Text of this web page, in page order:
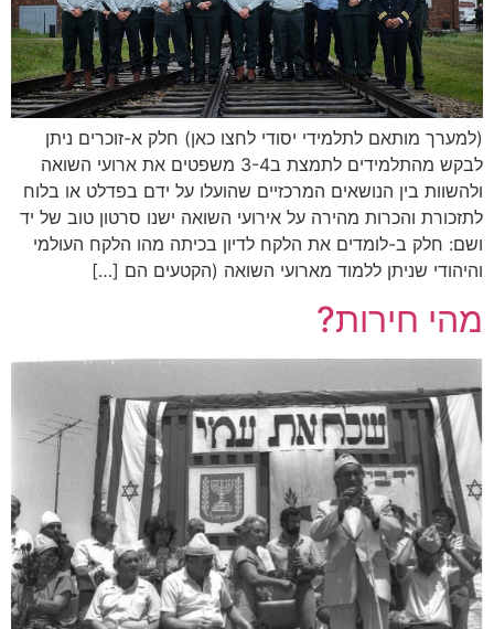
(למערך מותאם לתלמידי יסודי לחצו כאן) חלק א-זוכרים ניתן
לבקש מהתלמידים לתמצת ב3-4 משפטים את ארועי השואה
ולהשוות בין הנושאים המרכזיים שהועלו על ידם בפדלט או בלוח
לתזכורת והכרות מהירה על אירועי השואה ישנו סרטון טוב של יד
ושם: חלק ב-לומדים את הלקח לדיון בכיתה מהו הלקח העולמי
והיהודי שניתן ללמוד מארועי השואה (הקטעים הם […]
מהי חירות?